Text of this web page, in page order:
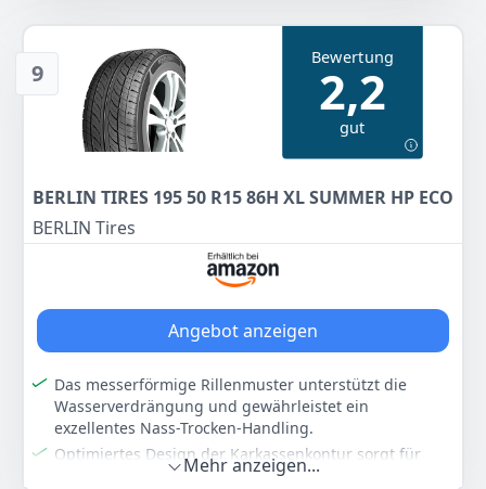
Statt:
9
Bewertung
2,2
gut
BERLIN TIRES 195 50 R15 86H XL SUMMER HP ECO
BERLIN Tires
Angebot anzeigen
Das messerförmige Rillenmuster unterstützt die
Wasserverdrängung und gewährleistet ein
exzellentes Nass-Trocken-Handling.
Optimiertes Design der Karkassenkontur sorgt für
leisen Fahrkomfort.Mehr anzeigen...